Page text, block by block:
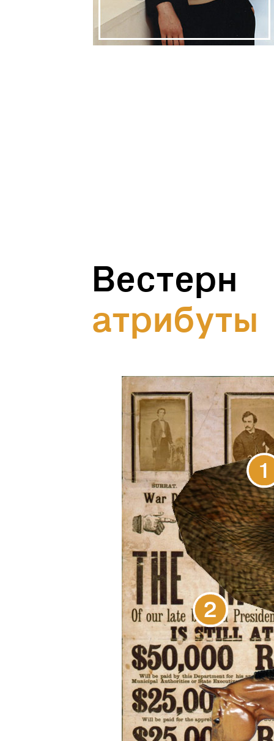
Вестерн
aтрибуты